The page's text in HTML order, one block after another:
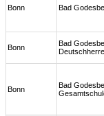
Bonn Bad
Bonn
Bad
Bonn
Bad